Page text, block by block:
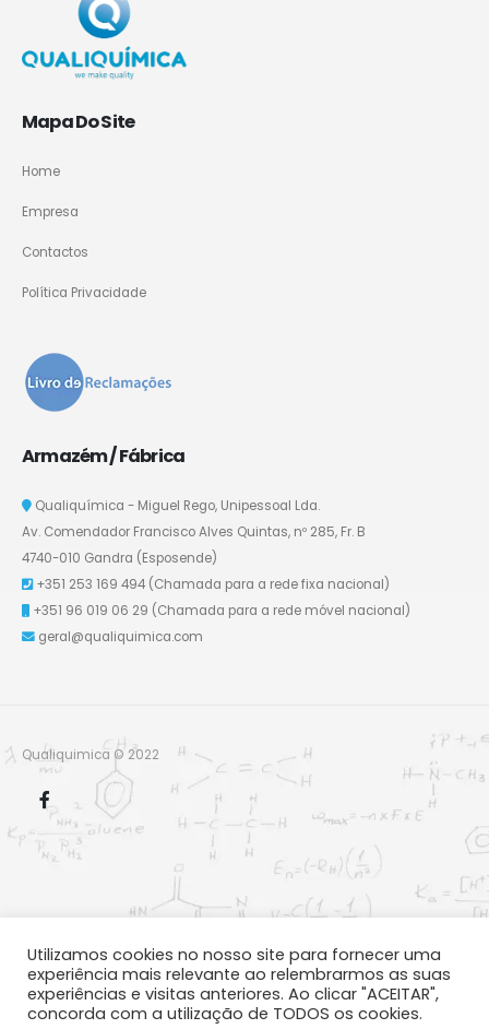
Mapa Do Site
Home
Empresa
Contactos
Política Privacidade
Armazém / Fábrica
Qualiquímica - Miguel Rego, Unipessoal Lda.
Av. Comendador Francisco Alves Quintas, nº 285, Fr. B
4740-010 Gandra (Esposende)
+351 253 169 494 (Chamada para a rede fixa nacional)
+351 96 019 06 29 (Chamada para a rede móvel nacional)
geral@qualiquimica.com
Qualiquimica © 2022
Utilizamos cookies no nosso site para fornecer uma
experiência mais relevante ao relembrarmos as suas
experiências e visitas anteriores. Ao clicar "ACEITAR",
concorda com a utilização de TODOS os cookies.